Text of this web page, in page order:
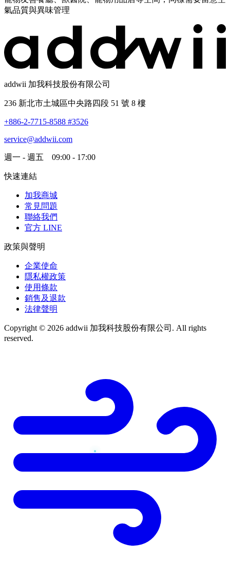
氣品質與異味管理
addwii 加我科技股份有限公司
236 新北市土城區中央路四段 51 號 8 樓
+886-2-7715-8588 #3526
service@addwii.com
週一 - 週五 09:00 - 17:00
快速連結
加我商城
常見問題
聯絡我們
官方 LINE
政策與聲明
企業使命
隱私權政策
使用條款
銷售及退款
法律聲明
Copyright © 2026 addwii 加我科技股份有限公司. All rights
reserved.